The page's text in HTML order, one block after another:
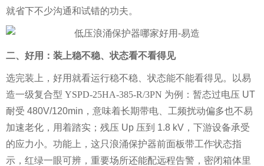
就省下不少沟通和试错的功夫。
二、好用：装上稳不稳、状态看不看得见
选完装上，好用就看运行稳不稳、状态能不能看得见。以易
造一级复合型 YSPD-25HA-385-R/3PN 为例：暂态过电压 UT
耐受 480V/120min，意味着长期带电、工频扰动偏多也不易
加速老化，用着踏实；残压 Up 压到 1.8 kV，下游设备承受
的应力小。功能上，这只浪涌保护器前面板带工作状态指
示，红绿一眼可辨，重要场所还能配远程告警，密闭箱体里